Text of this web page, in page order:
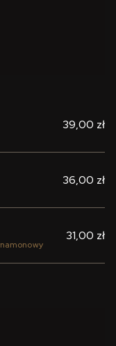
39,00 zł
36,00 zł
31,00 zł